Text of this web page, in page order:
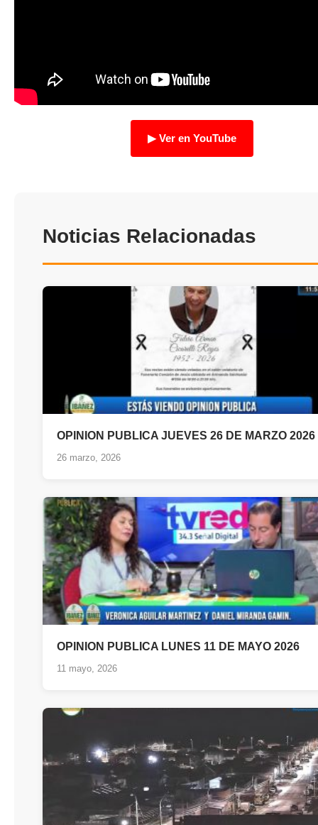
▶ Ver en YouTube
Noticias Relacionadas
OPINION PUBLICA JUEVES 26 DE MARZO 2026
26 marzo, 2026
OPINION PUBLICA LUNES 11 DE MAYO 2026
11 mayo, 2026